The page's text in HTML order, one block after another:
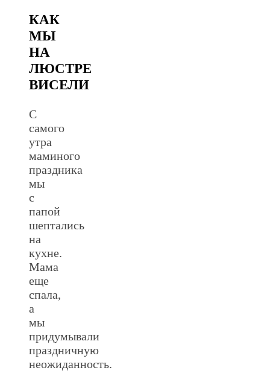
КАК
МЫ
НА
ЛЮСТРЕ
ВИСЕЛИ
С
самого
утра
маминого
праздника
мы
с
папой
шептались
на
кухне.
Мама
еще
спала,
а
мы
придумывали
праздничную
неожиданность.